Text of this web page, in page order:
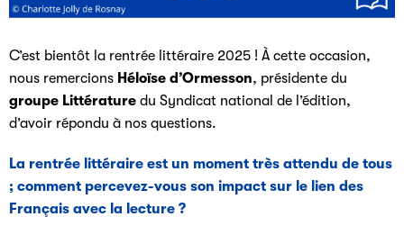
C’est bientôt la rentrée littéraire 2025 ! À cette occasion,
nous remercions Héloïse d’Ormesson, présidente du
groupe Littérature du Syndicat national de l’édition,
d’avoir répondu à nos questions.
La rentrée littéraire est un moment très attendu de tous
; comment percevez-vous son impact sur le lien des
Français avec la lecture ?